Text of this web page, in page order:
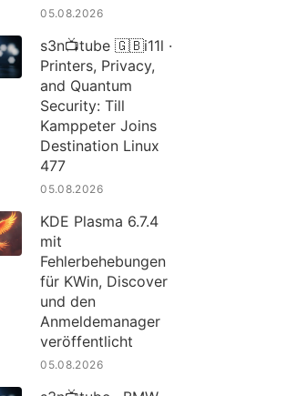
05.08.2026
s3n📺tube 🇬🇧i11l ·
Printers, Privacy,
and Quantum
Security: Till
Kamppeter Joins
Destination Linux
477
05.08.2026
KDE Plasma 6.7.4
mit
Fehlerbehebungen
für KWin, Discover
und den
Anmeldemanager
veröffentlicht
05.08.2026